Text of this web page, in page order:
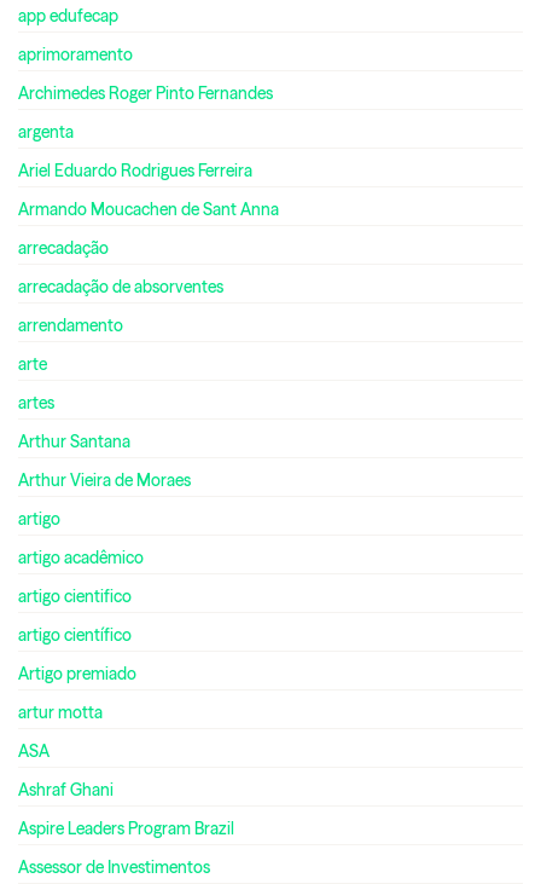
app edufecap
aprimoramento
Archimedes Roger Pinto Fernandes
argenta
Ariel Eduardo Rodrigues Ferreira
Armando Moucachen de Sant Anna
arrecadação
arrecadação de absorventes
arrendamento
arte
artes
Arthur Santana
Arthur Vieira de Moraes
artigo
artigo acadêmico
artigo cientifico
artigo científico
Artigo premiado
artur motta
ASA
Ashraf Ghani
Aspire Leaders Program Brazil
Assessor de Investimentos